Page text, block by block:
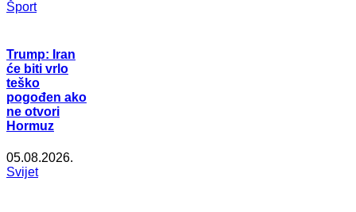
Šport
Trump: Iran
će biti vrlo
teško
pogođen ako
ne otvori
Hormuz
05.08.2026.
Svijet